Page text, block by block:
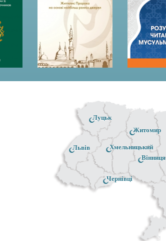
Житомир
Чернівці
Хмельницький
Луцьк
Вінниця
Львів